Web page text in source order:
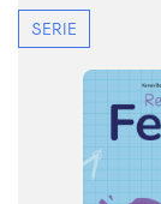
SERIE